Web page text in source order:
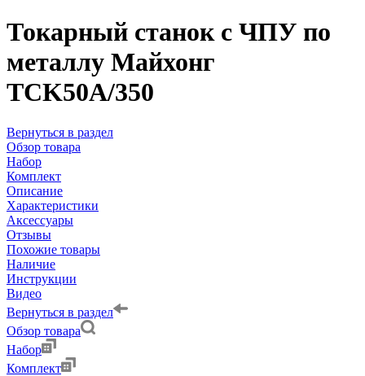
Токарный станок с ЧПУ по
металлу Майхонг
TCK50A/350
Вернуться в раздел
Обзор товара
Набор
Комплект
Описание
Характеристики
Аксессуары
Отзывы
Похожие товары
Наличие
Инструкции
Видео
Вернуться в раздел
Обзор товара
Набор
Комплект